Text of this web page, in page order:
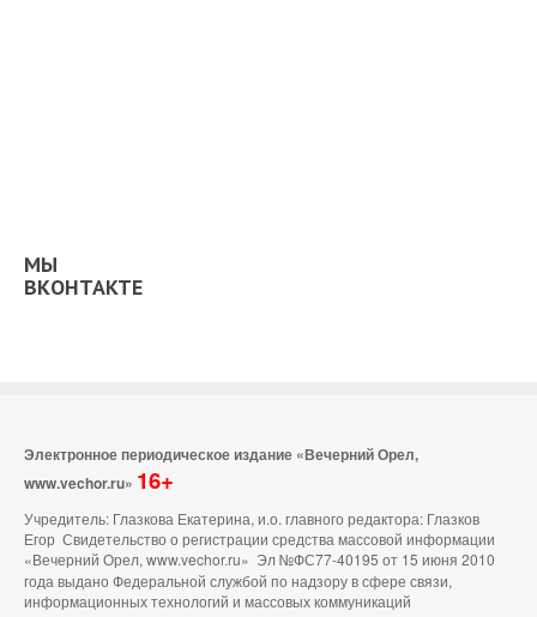
МЫ
ВКОНТАКТЕ
Электронное периодическое издание «Вечерний Орел,
www.vechor.ru» 16+
Учредитель: Глазкова Екатерина, и.о. главного редактора: Глазков
Егор Свидетельство о регистрации средства массовой информации
«Вечерний Орел, www.vechor.ru» Эл №ФС77-40195 от 15 июня 2010
года выдано Федеральной службой по надзору в сфере связи,
информационных технологий и массовых коммуникаций